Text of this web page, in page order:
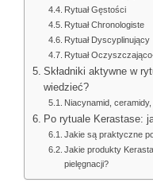
Rytuał Gęstości
Rytuał Chronologiste
Rytuał Dyscyplinujący
Rytuał
Składniki aktywne w
wiedzieć?
Niacynamid,
Po rytuale Kerastase:
Jakie są praktyczne
Jakie produkty
pielęgnacji?